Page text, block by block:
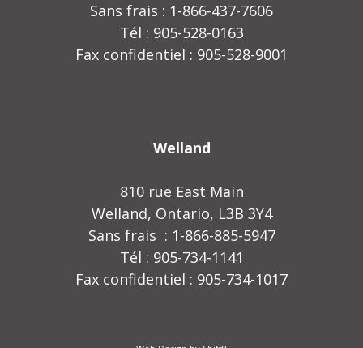
Sans frais : 1-866-437-7606
Tél : 905-528-0163
Fax confidentiel : 905-528-9001
Welland
810 rue East Main
Welland, Ontario, L3B 3Y4
Sans frais : 1-866-885-5947
Tél : 905-734-1141
Fax confidentiel : 905-734-1017